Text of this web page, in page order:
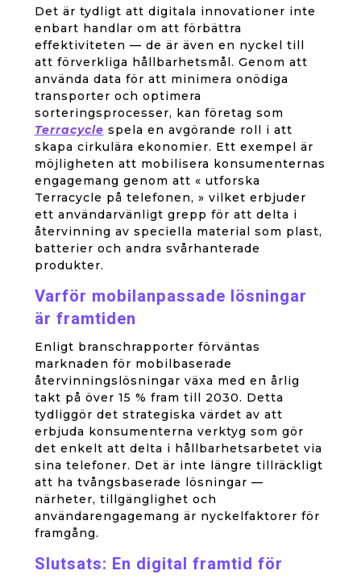
Det är tydligt att digitala innovationer inte
enbart handlar om att förbättra
effektiviteten — de är även en nyckel till
att förverkliga hållbarhetsmål. Genom att
använda data för att minimera onödiga
transporter och optimera
sorteringsprocesser, kan företag som
Terracycle spela en avgörande roll i att
skapa cirkulära ekonomier. Ett exempel är
möjligheten att mobilisera konsumenternas
engagemang genom att « utforska
Terracycle på telefonen, » vilket erbjuder
ett användarvänligt grepp för att delta i
återvinning av speciella material som plast,
batterier och andra svårhanterade
produkter.
Varför mobilanpassade lösningar
är framtiden
Enligt branschrapporter förväntas
marknaden för mobilbaserade
återvinningslösningar växa med en årlig
takt på över 15 % fram till 2030. Detta
tydliggör det strategiska värdet av att
erbjuda konsumenterna verktyg som gör
det enkelt att delta i hållbarhetsarbetet via
sina telefoner. Det är inte längre tillräckligt
att ha tvångsbaserade lösningar —
närheter, tillgänglighet och
användarengagemang är nyckelfaktorer för
framgång.
Slutsats: En digital framtid för